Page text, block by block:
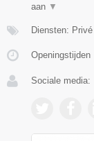
aan ▼
Diensten:
Openingstijden
Sociale media: